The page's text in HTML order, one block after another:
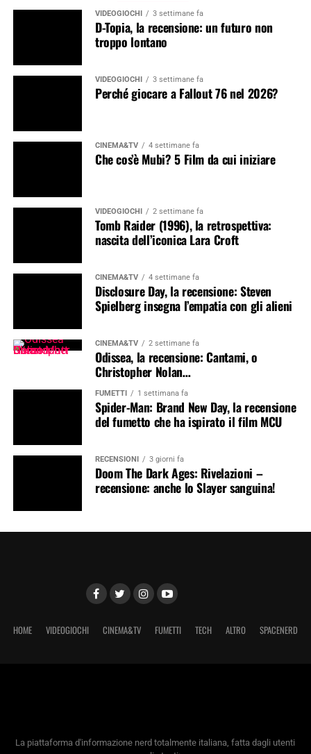
VIDEOGIOCHI 3 settimane fa
D-Topia, la recensione: un futuro non
troppo lontano
VIDEOGIOCHI 3 settimane fa
Perché giocare a Fallout 76 nel 2026?
CINEMA&TV 4 settimane fa
Che cos’è Mubi? 5 Film da cui iniziare
VIDEOGIOCHI 2 settimane fa
Tomb Raider (1996), la retrospettiva:
nascita dell’iconica Lara Croft
CINEMA&TV 4 settimane fa
Disclosure Day, la recensione: Steven
Spielberg insegna l’empatia con gli alieni
CINEMA&TV 2 settimane fa
Odissea, la recensione: Cantami, o
Christopher Nolan…
FUMETTI 1 settimana fa
Spider-Man: Brand New Day, la recensione
del fumetto che ha ispirato il film MCU
RECENSIONI 3 giorni fa
Doom The Dark Ages: Rivelazioni –
recensione: anche lo Slayer sanguina!
HOME VIDEOGIOCHI CINEMA&TV FUMETTI TECH ALTRO SPACENERD
La piattaforma d'informazione nerd totalmente italiana, fatta dagli utenti